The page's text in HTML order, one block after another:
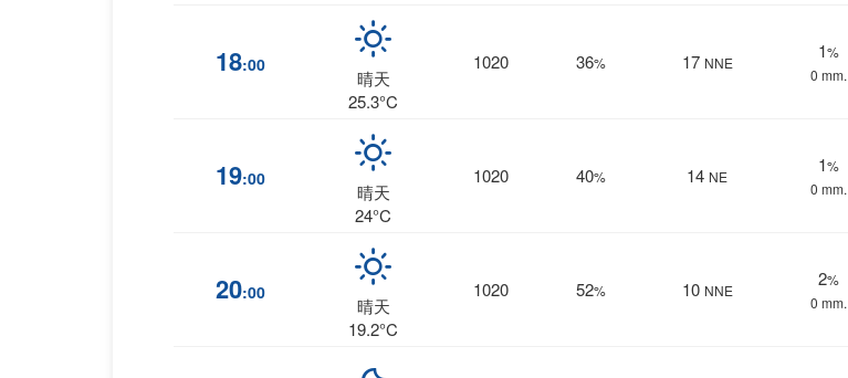
18:00
晴天
25.3°C
1020 36% 17 NNE
1%
0 mm.
19:00
晴天
24°C
1020 40% 14 NE
1%
0 mm.
20:00
晴天
19.2°C
1020 52% 10 NNE
2%
0 mm.